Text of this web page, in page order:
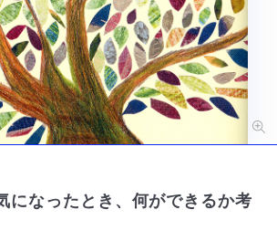
になったとき、何ができるか考